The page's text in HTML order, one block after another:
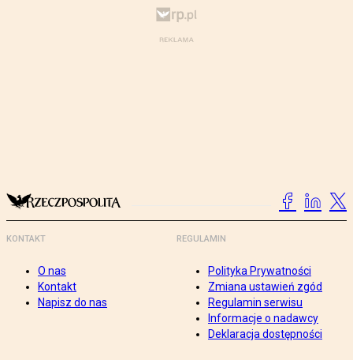
KONTAKT
O nas
Kontakt
Napisz do nas
REGULAMIN
Polityka Prywatności
Zmiana ustawień zgód
Regulamin serwisu
Informacje o nadawcy
Deklaracja dostępności